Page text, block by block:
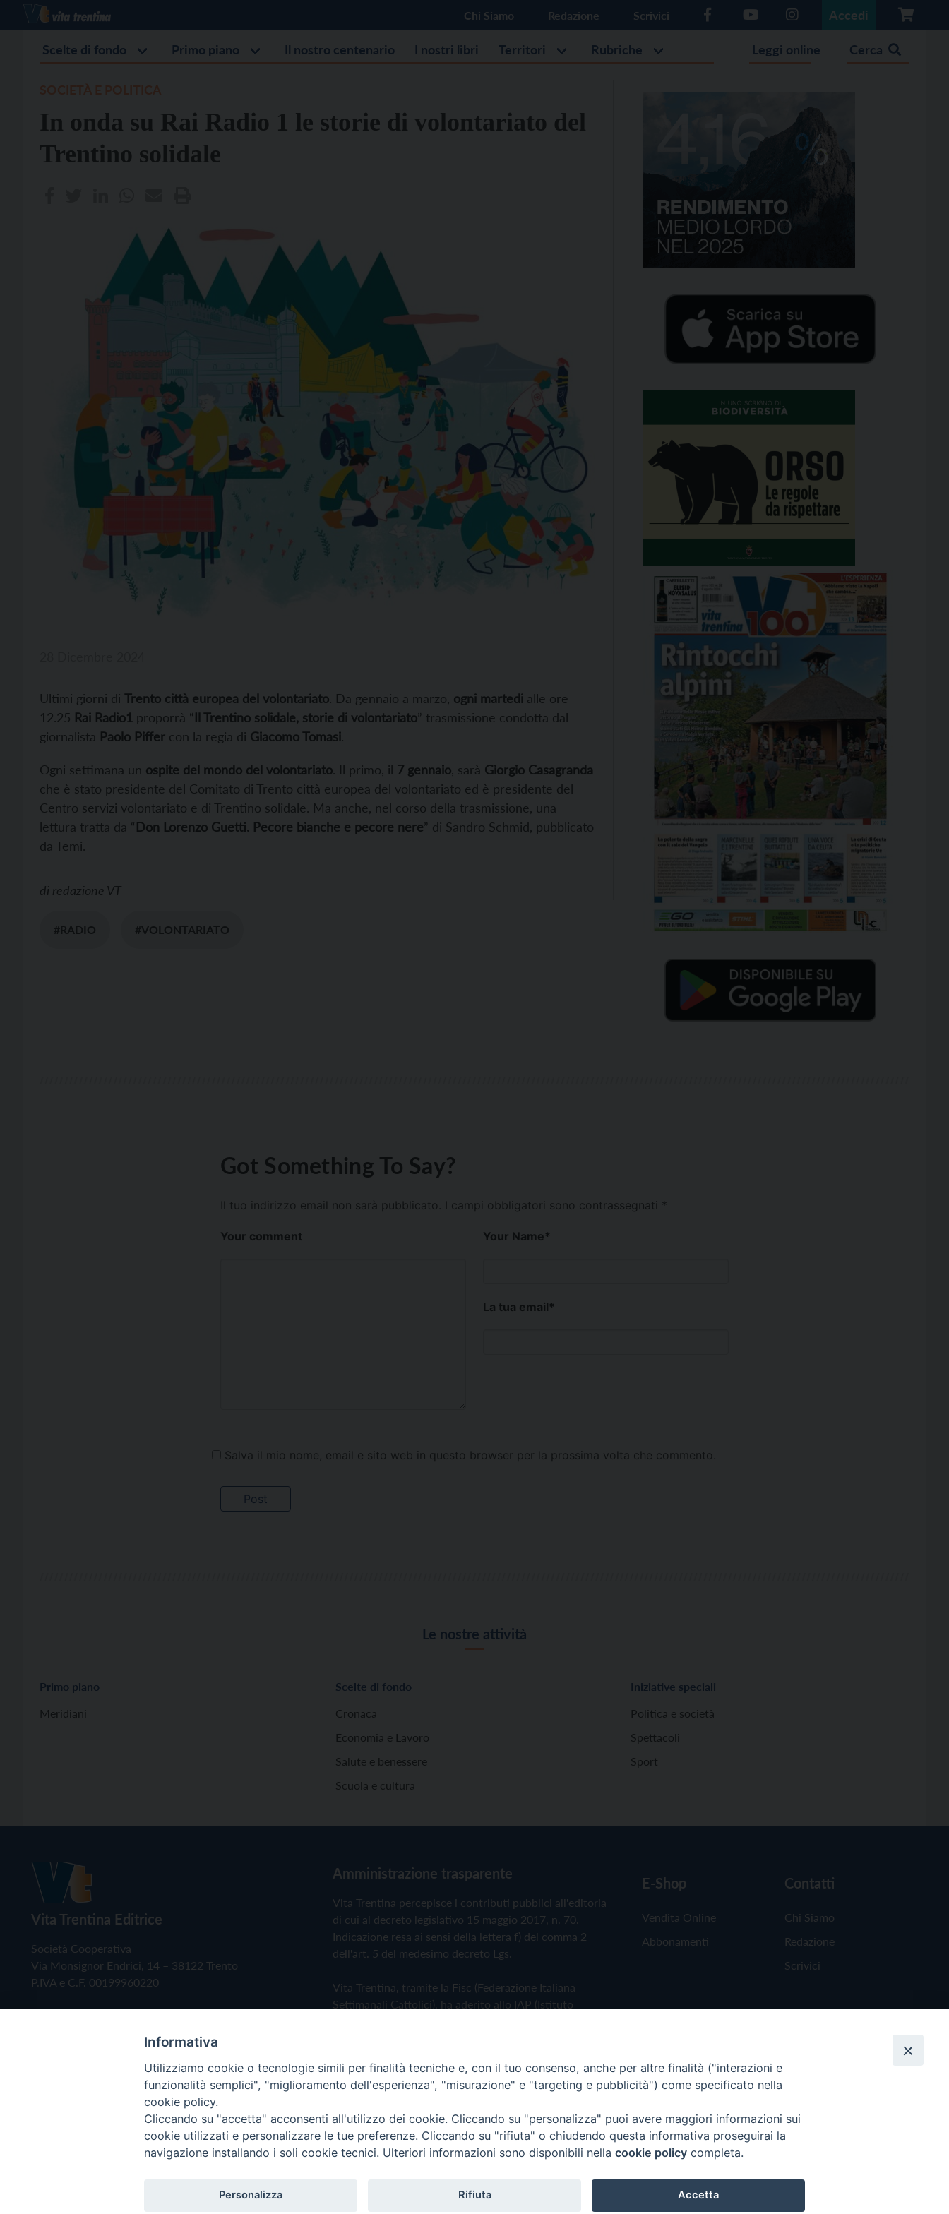
Chi Siamo Redazione Scrivici Accedi
Scelte di fondo Primo piano Il nostro centenario I nostri libri Territori Rubriche Leggi online Cerca
In onda su Rai Radio 1 le storie di volontariato del
Trentino solidale
Ultimi giorni di Trento città europea del volontariato. Da gennaio a marzo, ogni martedi alle ore
12.25 Rai Radio1 proporrà “Il Trentino solidale, storie di volontariato” trasmissione condotta dal
giornalista Paolo Piffer con la regia di Giacomo Tomasi.
Ogni settimana un ospite del mondo del volontariato. Il primo, il 7 gennaio , sarà Giorgio Casagranda
che è stato presidente del Comitato di Trento città europea del volontariato ed è presidente del
Centro servizi volontariato e di Trentino solidale. Ma anche, nel corso della trasmissione, una
lettura tratta da “Don Lorenzo Guetti. Pecore bianche e pecore nere” di Sandro Schmid, pubblicato
da Temi.
di redazione VT
#RADIO #VOLONTARIATO
Got Something To Say?
Il tuo indirizzo email non sarà pubblicato. I campi obbligatori sono contrassegnati *
Your comment Your Name*
La tua email*
Salva il mio nome, email e sito web in questo browser per la prossima volta che commento.
Le nostre attività
Primo piano
Meridiani
Scelte di fondo
Cronaca
Economia e Lavoro
Salute e benessere
Scuola e cultura
Iniziative speciali
Politica e società
Spettacoli
Sport
Vita Trentina Editrice
Società Cooperativa
Via Monsignor Endrici, 14 – 38122 Trento
P.IVA e C.F. 00199960220
Amministrazione trasparente
Vita Trentina percepisce i contributi pubblici all'editoria
di cui al decreto legislativo 15 maggio 2017, n. 70.
Indicazione resa ai sensi della lettera f) del comma 2
dell'art. 5 del medesimo decreto Lgs.
Vita Trentina, tramite la Fisc (Federazione Italiana
Settimanali Cattolici), ha aderito allo IAP (Istituto
Privacy Policy Cookie Policy
E-Shop
Vendita Online
Abbonamenti
Contatti
Chi Siamo
Redazione
Scrivici
Copyright © 2019 - Tutti i diritti riservati - Vita Trentina Editrice
Informativa
Utilizziamo cookie o tecnologie simili per finalità tecniche e, con il tuo consenso, anche per altre finalità ("interazioni e
funzionalità semplici", "miglioramento dell'esperienza", "misurazione" e "targeting e pubblicità") come specificato nella
cookie policy.
Cliccando su "accetta" acconsenti all'utilizzo dei cookie. Cliccando su "personalizza" puoi avere maggiori informazioni sui
cookie utilizzati e personalizzare le tue preferenze. Cliccando su "rifiuta" o chiudendo questa informativa proseguirai la
navigazione installando i soli cookie tecnici. Ulteriori informazioni sono disponibili nella cookie policy completa.
Personalizza Rifiuta Accetta